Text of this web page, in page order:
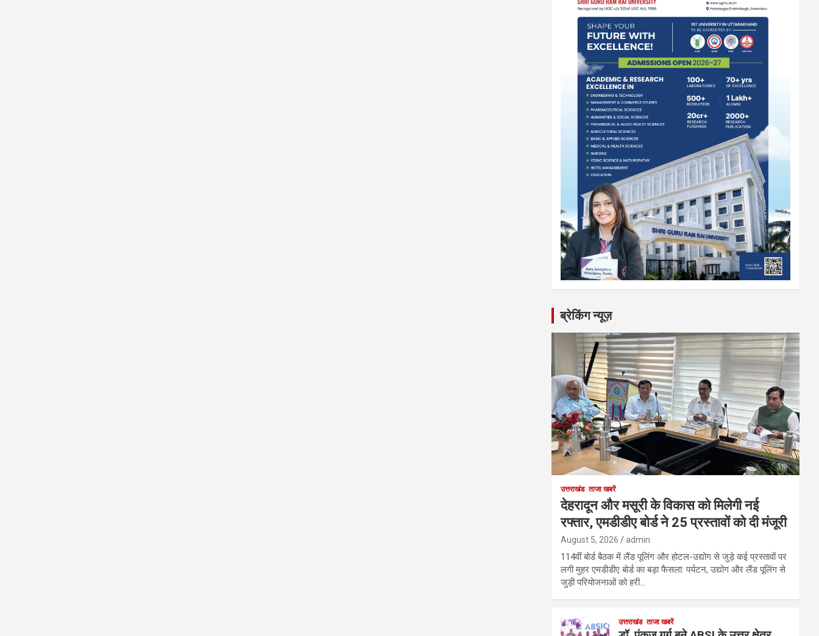
ब्रेकिंग न्यूज़
उत्तराखंड ताजा खबरें
देहरादून और मसूरी के विकास को मिलेगी नई
रफ्तार, एमडीडीए बोर्ड ने 25 प्रस्तावों को दी मंजूरी
August 5, 2026 admin
114वीं बोर्ड बैठक में लैंड पूलिंग और होटल-उद्योग से जुड़े कई प्रस्तावों पर
लगी मुहर एमडीडीए बोर्ड का बड़ा फैसला: पर्यटन, उद्योग और लैंड पूलिंग से
जुड़ी परियोजनाओं को हरी…
उत्तराखंड ताजा खबरें